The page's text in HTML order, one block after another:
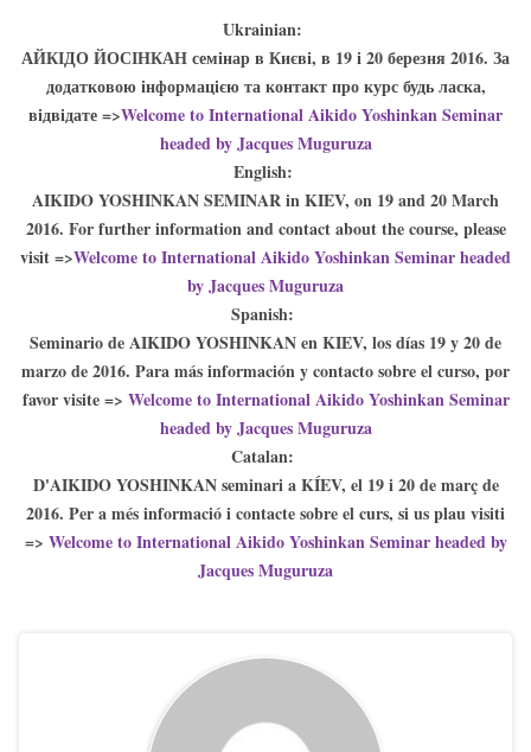
Ukrainian:
АЙКІДО ЙОСІНКАН семінар в Києві, в 19 і 20 березня 2016. За
додатковою інформацією та контакт про курс будь ласка,
відвідате =>Welcome to International Aikido Yoshinkan Seminar
headed by Jacques Muguruza
English:
AIKIDO YOSHINKAN SEMINAR in KIEV, on 19 and 20 March
2016. For further information and contact about the course, please
visit =>Welcome to International Aikido Yoshinkan Seminar headed
by Jacques Muguruza
Spanish:
Seminario de AIKIDO YOSHINKAN en KIEV, los días 19 y 20 de
marzo de 2016. Para más información y contacto sobre el curso, por
favor visite => Welcome to International Aikido Yoshinkan Seminar
headed by Jacques Muguruza
Catalan:
D'AIKIDO YOSHINKAN seminari a KÍEV, el 19 i 20 de març de
2016. Per a més informació i contacte sobre el curs, si us plau visiti
=> Welcome to International Aikido Yoshinkan Seminar headed by
Jacques Muguruza